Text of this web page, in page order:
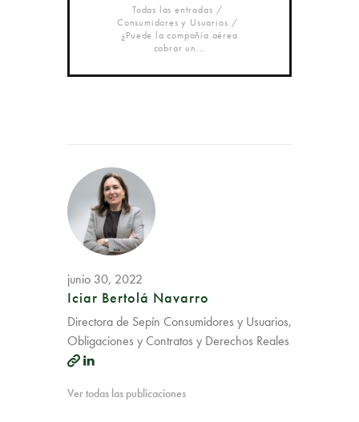
Todas las entradas
Consumidores y Usuarios
¿Puede la compañía aérea
cobrar un...
junio 30, 2022
Iciar Bertolá Navarro
Directora de Sepín Consumidores y Usuarios,
Obligaciones y Contratos y Derechos Reales
Ver todas las publicaciones